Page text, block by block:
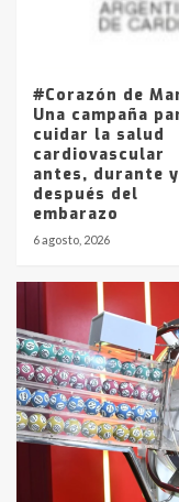
Los
La
#Corazón de
Una campaña
cuidar la salud
cardiovascular
antes, durante y
después del
embarazo
6 agosto, 2026